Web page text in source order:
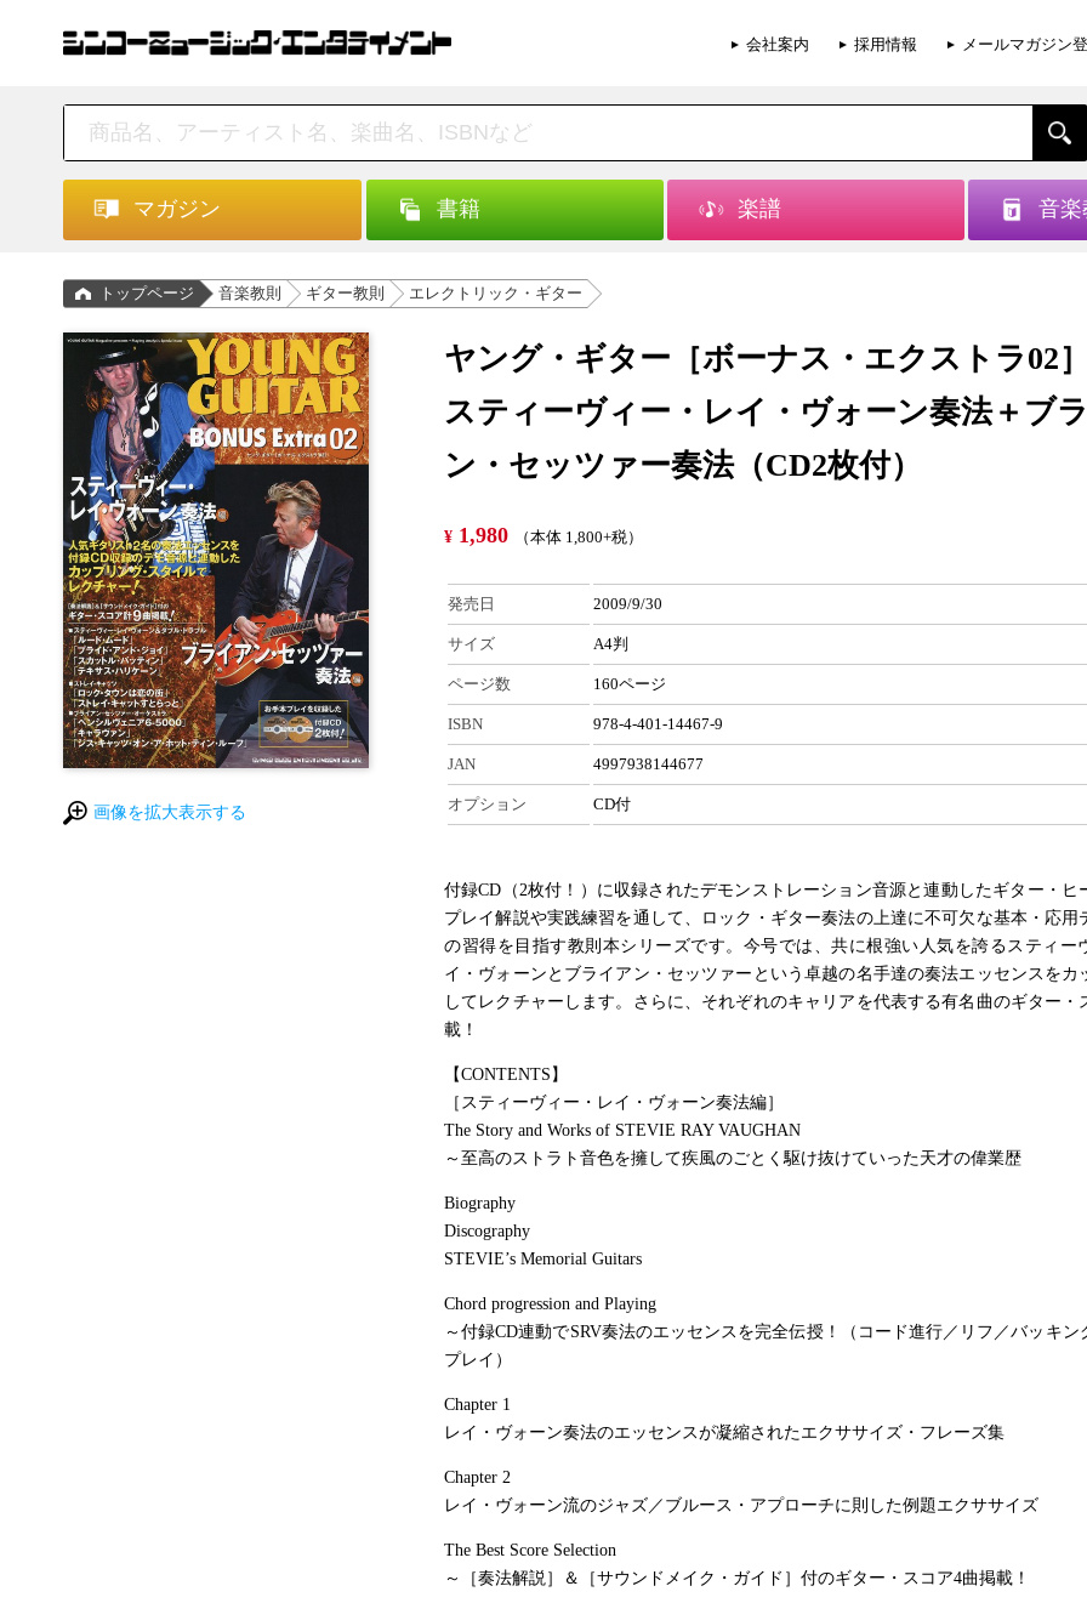
会社案内 採用情報 メールマガジン
マガジン 書籍 楽譜 音楽
トップページ 音楽教則 ギター教則 エレクトリック・ギター
画像を拡大表示する
ヤング・ギター［ボーナス・エクストラ02］
スティーヴィー・レイ・ヴォーン奏法＋ブ
ン・セッツァー奏法（CD2枚付）
¥ 1,980 （本体 1,800+税）
発売日 2009/9/30
サイズ A4判
ページ数 160ページ
ISBN 978-4-401-14467-9
JAN 4997938144677
オプション CD付
付録CD（2枚付！）に収録されたデモンストレーション音源と連動したギター・ヒ
プレイ解説や実践練習を通して、ロック・ギター奏法の上達に不可欠な基本・応用
の習得を目指す教則本シリーズです。今号では、共に根強い人気を誇るスティー
イ・ヴォーンとブライアン・セッツァーという卓越の名手達の奏法エッセンスをカ
してレクチャーします。さらに、それぞれのキャリアを代表する有名曲のギター・
載！
【CONTENTS】
［スティーヴィー・レイ・ヴォーン奏法編］
The Story and Works of STEVIE RAY VAUGHAN
～至高のストラト音色を擁して疾風のごとく駆け抜けていった天才の偉業歴
Biography
Discography
STEVIE’s Memorial Guitars
Chord progression and Playing
～付録CD連動でSRV奏法のエッセンスを完全伝授！（コード進行／リフ／バッキン
プレイ）
Chapter 1
レイ・ヴォーン奏法のエッセンスが凝縮されたエクササイズ・フレーズ集
Chapter 2
レイ・ヴォーン流のジャズ／ブルース・アプローチに則した例題エクササイズ
The Best Score Selection
～［奏法解説］＆［サウンドメイク・ガイド］付のギター・スコア4曲掲載！